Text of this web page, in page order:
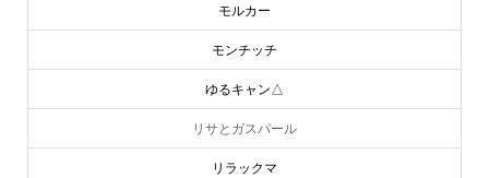
モルカー
モンチッチ
ゆるキャン△
リサとガスパール
リラックマ